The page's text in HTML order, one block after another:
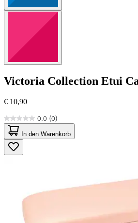
Victoria Collection Etui
€ 10,90
0.0 (0)
0.0
von
5
Sternen.
In den Warenkorb